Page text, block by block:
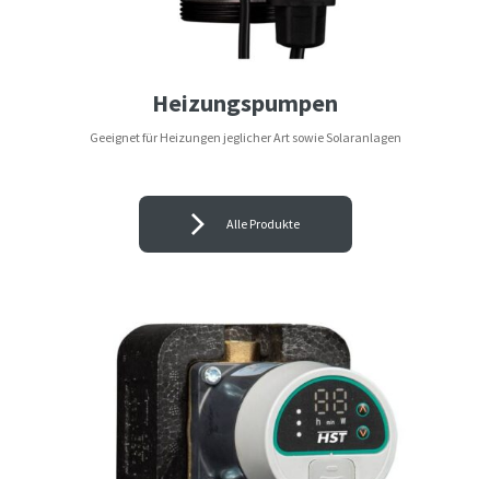
Heizungspumpen
Geeignet für Heizungen jeglicher Art sowie Solaranlagen
Alle Produkte